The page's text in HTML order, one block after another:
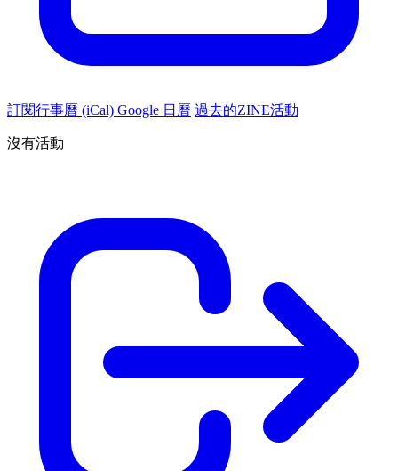
訂閱行事曆 (iCal) Google 日曆 過去的ZINE活動
沒有活動